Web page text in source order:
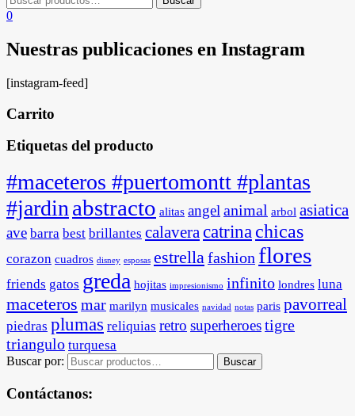
0
Nuestras publicaciones en Instagram
[instagram-feed]
Carrito
Etiquetas del producto
#maceteros #puertomontt #plantas
#jardin abstracto alitas angel animal arbol asiatica
ave barra best brillantes calaveracatrina chicas
corazon cuadros disney esposas estrella fashion flores
friends gatos greda hojitas impresionismo infinito londres luna
maceteros mar marilyn musicales navidad notas paris pavorreal
piedras plumas reliquias retro superheroestigre
triangulo turquesa
Buscar por: Buscar
Contáctanos: